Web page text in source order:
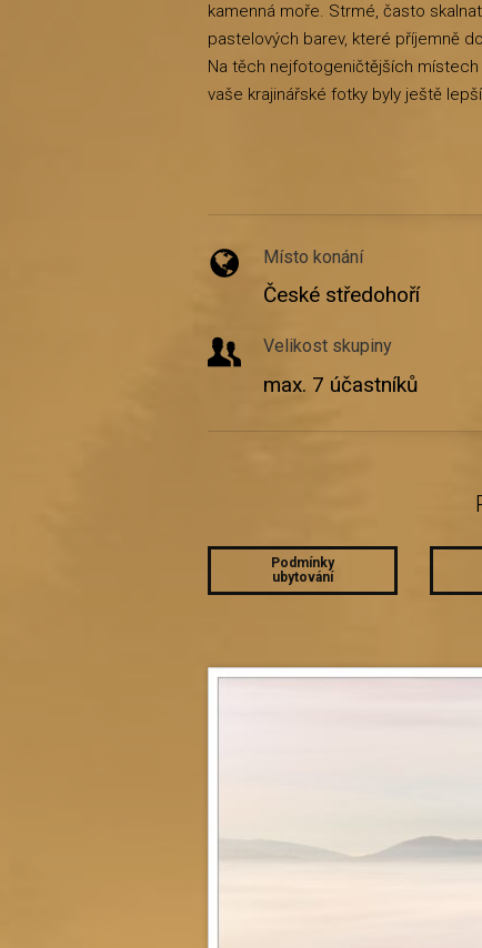
kamenná moře. Strmé, často
pastelových barev, které příjemně
Na těch nejfotogeničtějších
vaše krajinářské fotky byly ještě
Místo konání
České středohoří
Velikost skupiny
max. 7 účastníků
Podmínky
ubytování